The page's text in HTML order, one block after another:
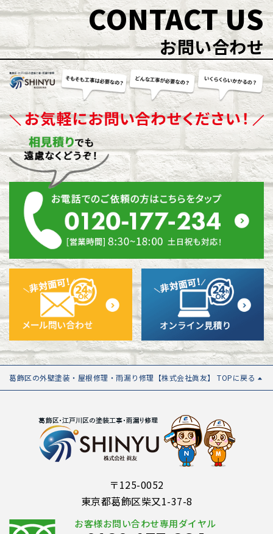
CONTACT US
お問い合わせ
葛飾区の外壁塗装・屋根修理・雨漏り修理【株式会社眞友】 TOPに戻る
〒125-0052
東京都葛飾区柴又1-37-8
お客様お問い合わせ専用ダイヤル